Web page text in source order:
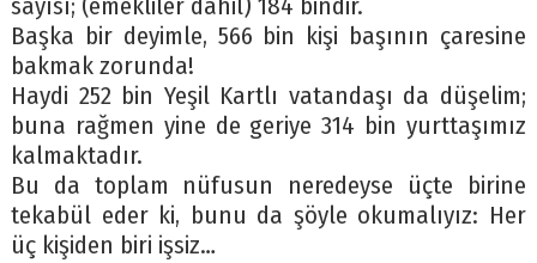
sayısı; (emekliler dahil) 184 bindir.
Başka bir deyimle, 566 bin kişi başının çaresine
bakmak zorunda!
Haydi 252 bin Yeşil Kartlı vatandaşı da düşelim;
buna rağmen yine de geriye 314 bin yurttaşımız
kalmaktadır.
Bu da toplam nüfusun neredeyse üçte birine
tekabül eder ki, bunu da şöyle okumalıyız: Her
üç kişiden biri işsiz…